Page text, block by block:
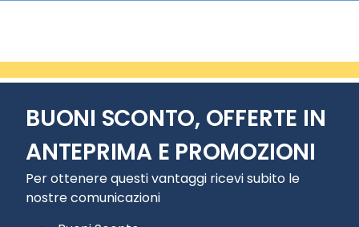
BUONI SCONTO, OFFERTE IN
ANTEPRIMA E PROMOZIONI
Per ottenere questi vantaggi ricevi subito le
nostre comunicazioni